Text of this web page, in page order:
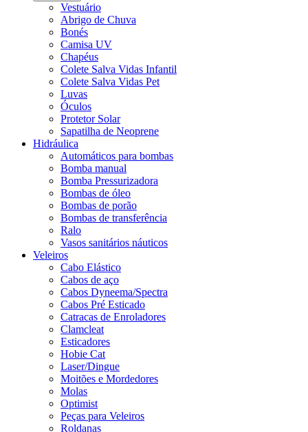
Vestuário
Abrigo de Chuva
Bonés
Camisa UV
Chapéus
Colete Salva Vidas Infantil
Colete Salva Vidas Pet
Luvas
Óculos
Protetor Solar
Sapatilha de Neoprene
Hidráulica
Automáticos para bombas
Bomba manual
Bomba Pressurizadora
Bombas de óleo
Bombas de porão
Bombas de transferência
Ralo
Vasos sanitários náuticos
Veleiros
Cabo Elástico
Cabos de aço
Cabos Dyneema/Spectra
Cabos Pré Esticado
Catracas de Enroladores
Clamcleat
Esticadores
Hobie Cat
Laser/Dingue
Moitões e Mordedores
Molas
Optimist
Peças para Veleiros
Roldanas